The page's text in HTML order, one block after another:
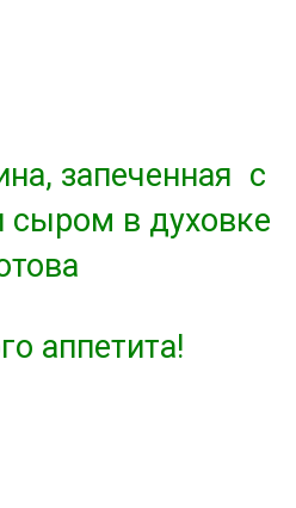
запеченная с
в духовке
аппетита!